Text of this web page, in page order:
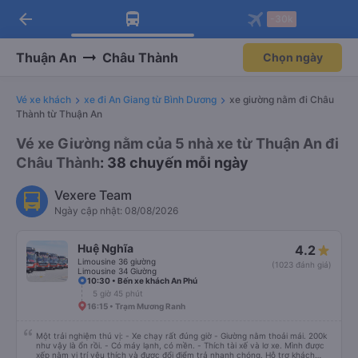
Tải app Vexere ngay!
Nhận ưu đãi thành viên độc
Mở app
Tải app Vexere
-30k/ghế khi đặt vé máy bay qua
Mở app
arrow_back
Thuận An Châu Thành Chọn ngày
Vé xe khách xe đi An Giang từ Bình Dương
xe giường nằm đi Châu
Thành từ Thuận An
Vé xe Giường nằm của 5 nhà xe từ Thuận An đi
Châu Thành: 38 chuyến mỗi ngày
Vexere Team
Ngày cập nhật: 08/08/2026
Huệ Nghĩa
Limousine 36 giường
Limousine 34 Giường
4.2
(1023 đánh giá)
10:30 • Bến xe khách An Phú
5 giờ 45 phút
16:15 • Trạm Mương Ranh
Một trải nghiệm thú vị: - Xe chạy rất đúng giờ - Giường nằm thoải mái. 200k
như vậy là ổn rồi. - Có máy lạnh, có mền. - Thích tài xế và lơ xe. Mình được
xếp nằm vị trí yêu thích và được đổi điểm trả nhanh chóng. Hỗ trợ khách